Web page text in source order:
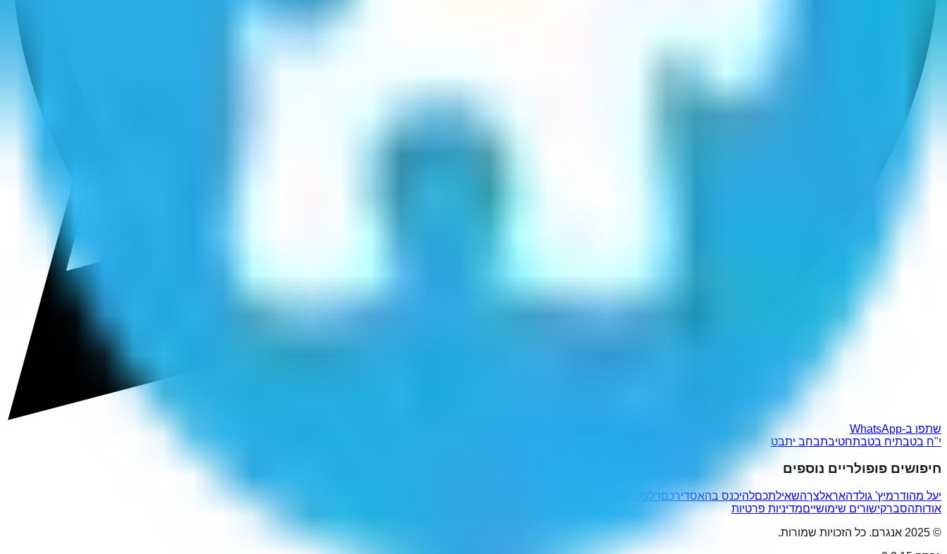
שתפו ב-WhatsApp
י"ח בטבתיח בטבתחטיבתבחב יתבט
חיפושים פופולריים נוספים
יעל מהודרמיץ' גולדהאראלצךהשאילתכםלהיכנס בהאסדירכםדלפקי
אודותהסברקישורים שימושייםמדיניות פרטיות
© 2025 אנגרם. כל הזכויות שמורות.